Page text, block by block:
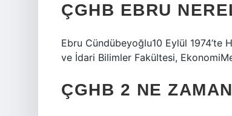
ÇGHB EBRU
Ebru Cündübeyoğlu10 Eylül 1974’te
ve İdari Bilimler Fakültesi,
ÇGHB 2 NE